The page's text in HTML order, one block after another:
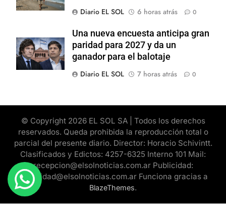
Diario EL SOL
6 horas atrás 0
Una nueva encuesta anticipa gran
paridad para 2027 y da un
ganador para el balotaje
Diario EL SOL
7 horas atrás 0
© Copyright 2026 EL SOL SA | Todos los derechos
reservados. Queda prohibida la reproducción total o
parcial del presente diario. Director: Horacio Schivintt.
Clasificados y Edictos: 4257-6325 Interno 101 Mail:
recepcion@elsolnoticias.com.ar Publicidad:
publicidad@elsolnoticias.com.ar Funciona gracias a
BlazeThemes.